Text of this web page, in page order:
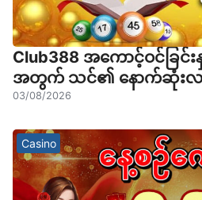
Club388 အကောင့်ဝင်ခြင်း
အတွက် သင်၏ နောက်ဆုံးလ
03/08/2026
Casino